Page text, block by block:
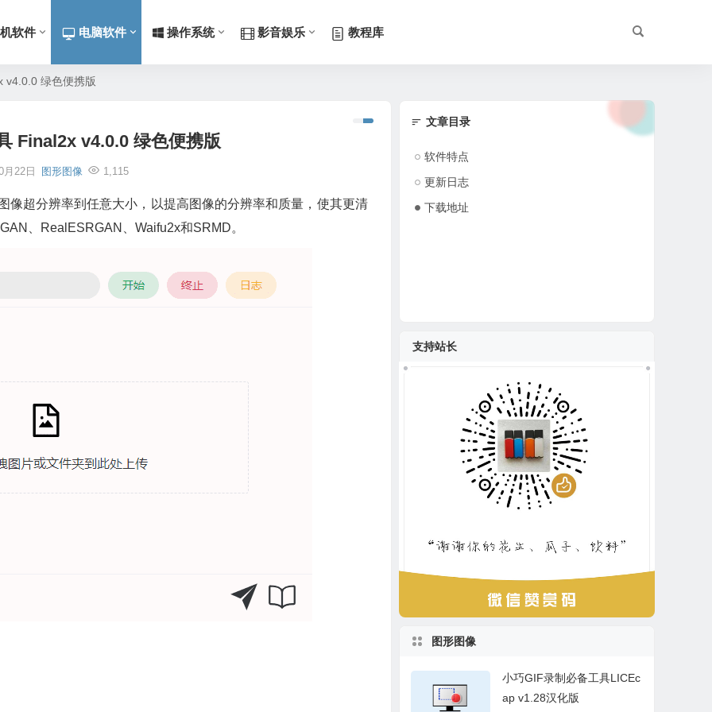
软件 电脑软件 操作系统 影音娱乐 教程库
v4.0.0 绿色便携版
Final2x v4.0.0 绿色便携版
月22日 图形图像 1,115
像超分辨率到任意大小，以提高图像的分辨率和质量，使其更清
、RealESRGAN、Waifu2x和SRMD。
文章目录
软件特点
更新日志
下载地址
支持站长
图形图像
小巧GIF录制必备工具LICEc
ap v1.28汉化版